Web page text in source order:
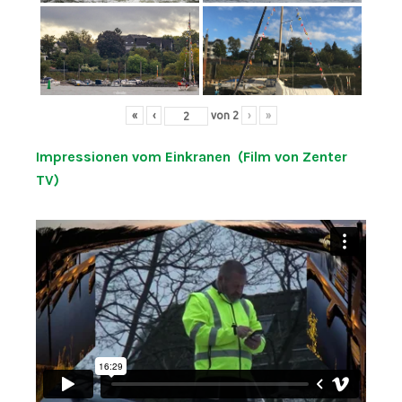
« ‹ von 2 › »
Impressionen vom Einkranen (Film von Zenter
TV)